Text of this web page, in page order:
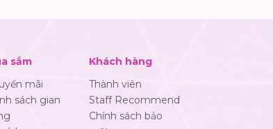
sắm
mãi
sách gian
Khách hàng
Thành viên
Staff Recommend
Chính sách bảo